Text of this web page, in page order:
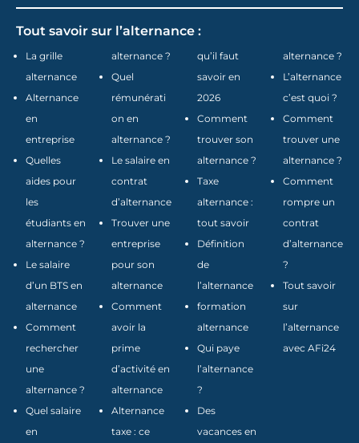
Tout savoir sur l’alternance :
La grille
alternance
Alternance
en
entreprise
Quelles
aides pour
les
étudiants en
alternance ?
Le salaire
d’un BTS en
alternance
Comment
rechercher
une
alternance ?
Quel salaire
en
alternance ?
Quel
rémunérati
on en
alternance ?
Le salaire en
contrat
d’alternance
Trouver une
entreprise
pour son
alternance
Comment
avoir la
prime
d’activité en
alternance
Alternance
taxe : ce
qu’il faut
savoir en
2026
Comment
trouver son
alternance ?
Taxe
alternance :
tout savoir
Définition
de
l’alternance
formation
alternance
Qui paye
l’alternance
?
Des
vacances en
alternance ?
L’alternance
c’est quoi ?
Comment
trouver une
alternance ?
Comment
rompre un
contrat
d’alternance
?
Tout savoir
sur
l’alternance
avec AFi24